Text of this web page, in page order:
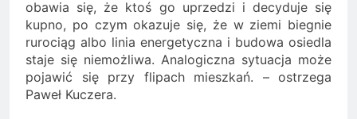
obawia się, że ktoś go uprzedzi i decyduje się
kupno, po czym okazuje się, że w ziemi biegnie
rurociąg albo linia energetyczna i budowa osiedla
staje się niemożliwa. Analogiczna sytuacja może
pojawić się przy flipach mieszkań. – ostrzega
Paweł Kuczera.